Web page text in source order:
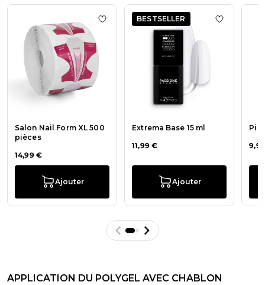
La navigation entre les éléments du carrousel est possible
Appuyez pour passer le carrousel
Salon Nail Form XL 500
pièces
14,99 €
Ajouter
Ajouter à la liste de souhaits Salon
BESTSELLER
Extrema Base 15 ml
11,99 €
Ajouter
Ajouter à
APPLICATION DU POLYGEL AVEC CHABLON